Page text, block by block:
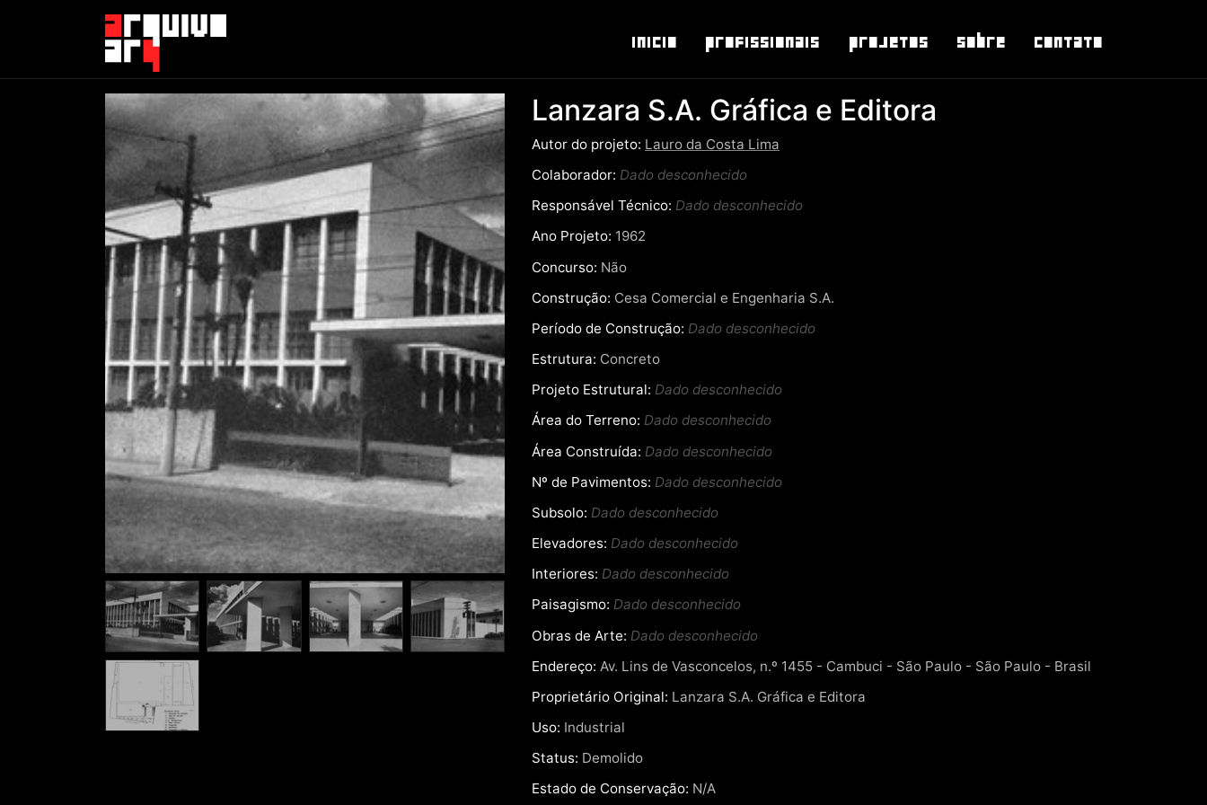
Inicio Profissionais Projetos Sobre Contato
Lanzara S.A. Gráfica e Editora
Autor do projeto: Lauro da Costa Lima
Colaborador: Dado desconhecido
Responsável Técnico: Dado desconhecido
Ano Projeto: 1962
Concurso: Não
Construção: Cesa Comercial e Engenharia S.A.
Período de Construção: Dado desconhecido
Estrutura: Concreto
Projeto Estrutural: Dado desconhecido
Área do Terreno: Dado desconhecido
Área Construída: Dado desconhecido
Nº de Pavimentos: Dado desconhecido
Subsolo: Dado desconhecido
Elevadores: Dado desconhecido
Interiores: Dado desconhecido
Paisagismo: Dado desconhecido
Obras de Arte: Dado desconhecido
Endereço: Av. Lins de Vasconcelos, n.º 1455 - Cambuci - São Paulo - São Paulo - Brasil
Proprietário Original: Lanzara S.A. Gráfica e Editora
Uso: Industrial
Status: Demolido
Estado de Conservação: N/A